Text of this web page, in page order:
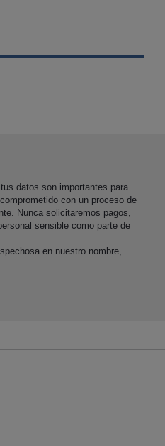
datos son importantes para
con un proceso de
Nunca solicitaremos pagos,
sensible como parte de
en nuestro nombre,